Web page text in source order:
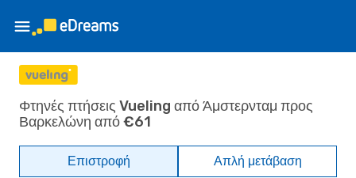
Φτηνές πτήσεις Vueling από Άμστερνταμ προς
Βαρκελώνη από €61
Επιστροφή Απλή μετάβαση